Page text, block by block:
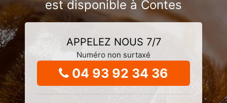
est disponible à Contes
APPELEZ NOUS 7/7
Numéro non surtaxé
04 93 92 34 36